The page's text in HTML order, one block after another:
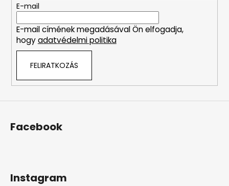
E-mail
E-mail címének megadásával Ön elfogadja,
hogyadatvédelmi politika
FELIRATKOZÁS
Facebook
Instagram